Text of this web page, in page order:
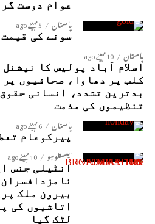
عوام دوست
پاکستان 5 مہینے ago
سونے کی
پاکستان 10 مہینے ago
اسلام آباد پولیس کا
کلب پر دھاوا، صحافیوں پر
بدترین تشدد، انسانی حقوق
تنظیموں کی مذمت
پاکستان 6 مہینے ago
پیرکوعام
ایکسکلوسِو 10 مہینے ago
بیرون ملک
اتاشیوں کی
لٹک گیا